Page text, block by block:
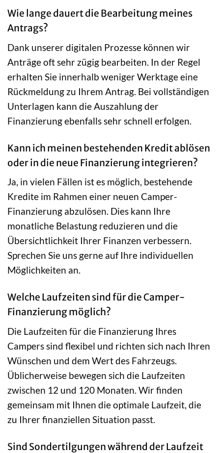
Wie lange dauert die Bearbeitung meines
Antrags?
Dank unserer digitalen Prozesse können wir
Anträge oft sehr zügig bearbeiten. In der Regel
erhalten Sie innerhalb weniger Werktage eine
Rückmeldung zu Ihrem Antrag. Bei vollständigen
Unterlagen kann die Auszahlung der
Finanzierung ebenfalls sehr schnell erfolgen.
Kann ich meinen bestehenden Kredit ablösen
oder in die neue Finanzierung integrieren?
Ja, in vielen Fällen ist es möglich, bestehende
Kredite im Rahmen einer neuen Camper-
Finanzierung abzulösen. Dies kann Ihre
monatliche Belastung reduzieren und die
Übersichtlichkeit Ihrer Finanzen verbessern.
Sprechen Sie uns gerne auf Ihre individuellen
Möglichkeiten an.
Welche Laufzeiten sind für die Camper-
Finanzierung möglich?
Die Laufzeiten für die Finanzierung Ihres
Campers sind flexibel und richten sich nach Ihren
Wünschen und dem Wert des Fahrzeugs.
Üblicherweise bewegen sich die Laufzeiten
zwischen 12 und 120 Monaten. Wir finden
gemeinsam mit Ihnen die optimale Laufzeit, die
zu Ihrer finanziellen Situation passt.
Sind Sondertilgungen während der Laufzeit